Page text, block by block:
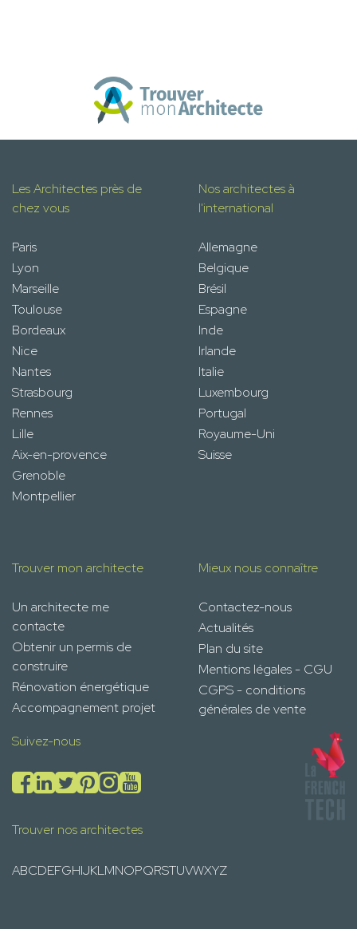
Les Architectes près de
chez vous
Paris
Lyon
Marseille
Toulouse
Bordeaux
Nice
Nantes
Strasbourg
Rennes
Lille
Aix-en-provence
Grenoble
Montpellier
Nos architectes à
l'international
Allemagne
Belgique
Brésil
Espagne
Inde
Irlande
Italie
Luxembourg
Portugal
Royaume-Uni
Suisse
Trouver mon architecte
Un architecte me
contacte
Obtenir un permis de
construire
Rénovation énergétique
Accompagnement projet
Mieux nous connaître
Contactez-nous
Actualités
Plan du site
Mentions légales - CGU
CGPS - conditions
générales de vente
Suivez-nous
Trouver nos architectes
ABCDEFGHIJKLMNOPQRSTUVWXYZ